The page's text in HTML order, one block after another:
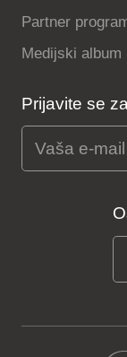
Partner
Medijski album
Prijavite se